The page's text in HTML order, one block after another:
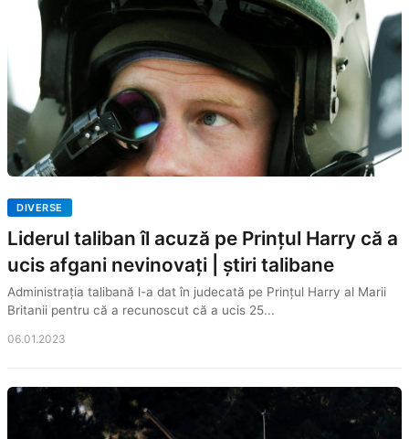
DIVERSE
Liderul taliban îl acuză pe Prințul Harry că a
ucis afgani nevinovați | știri talibane
Administrația talibană l-a dat în judecată pe Prințul Harry al Marii
Britanii pentru că a recunoscut că a ucis 25...
06.01.2023